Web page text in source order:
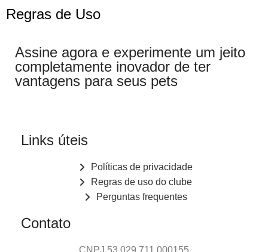
Regras de Uso
Assine agora e experimente um jeito
completamente inovador de ter
vantagens para seus pets
Links úteis
Políticas de privacidade
Regras de uso do clube
Perguntas frequentes
Contato
CNPJ 53.029.711 000155